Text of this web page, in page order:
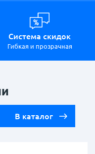
Система скидок
Гибкая и прозрачная
В каталог